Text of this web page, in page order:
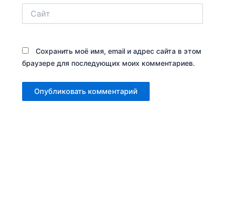
Сохранить моё имя, email и адрес сайта в этом
браузере для последующих моих комментариев.